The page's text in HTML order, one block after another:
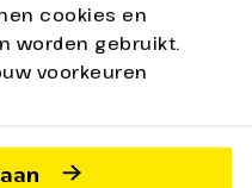
cookies en
worden gebruikt.
voorkeuren